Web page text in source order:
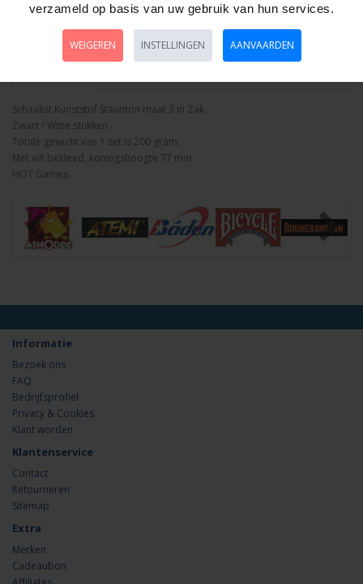
Bestellen
Schaakst.Kunststof Staunton maat 3 in Zak.
Zwart / Witte stukken.
Totale gewicht van 1 set is 200 gram.
Met vilt bekleed, koningshoogte 77 mm.
HOT Games.
Informatie
Bezoek ons
FAQ
Bedrijfsprofiel
Privacy & Cookies
Klant worden
Klantenservice
Contact
Retourneren
Sitemap
Extra
Merken
Cadeaubon
verzameld op basis van uw gebruik van hun services.
WEIGEREN INSTELLINGEN AANVAARDEN